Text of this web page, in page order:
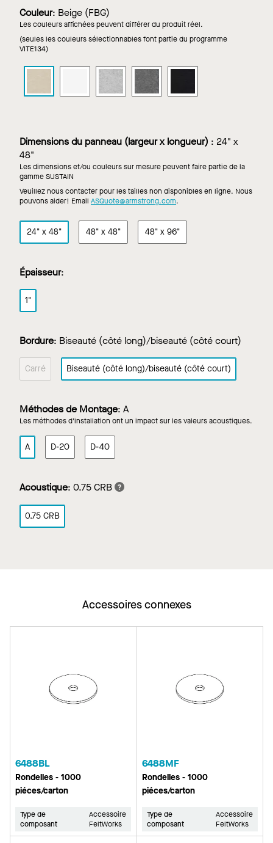
Couleur: Beige (FBG)
Les couleurs affichées peuvent différer du produit réel.
(seules les couleurs sélectionnables font partie du programme
VITE134)
acoustiques
FELTWORKS
Panneaux
acoustiques
FELTWORKS
Panneaux
acoustiques
clair
FELTWORKS
Panneaux
acoustiques
foncé
acoustiques
Dimensions du panneau (largeur x longueur) : 24" x
48"
Les dimensions et/ou couleurs sur mesure peuvent faire partie de la
gamme SUSTAIN
Veuillez nous contacter pour les tailles non disponibles en ligne. Nous
pouvons aider! Email ASQuote@armstrong.com.
24" x 48" 48" x 48" 48" x 96"
Épaisseur:
1"
Bordure: Biseauté (côté long)/biseauté (côté court)
Carré Biseauté (côté long)/biseauté (côté court)
Méthodes de Montage: A
Les méthodes d'installation ont un impact sur les valeurs acoustiques.
A D-20 D-40
Acoustique: 0.75 CRB
0.75 CRB
Accessoires connexes
6488BL
Rondelles - 1000
piéces/carton
Type de
composant
Accessoire
FeltWorks
6488MF
Rondelles - 1000
piéces/carton
Type de
composant
Accessoire
FeltWorks